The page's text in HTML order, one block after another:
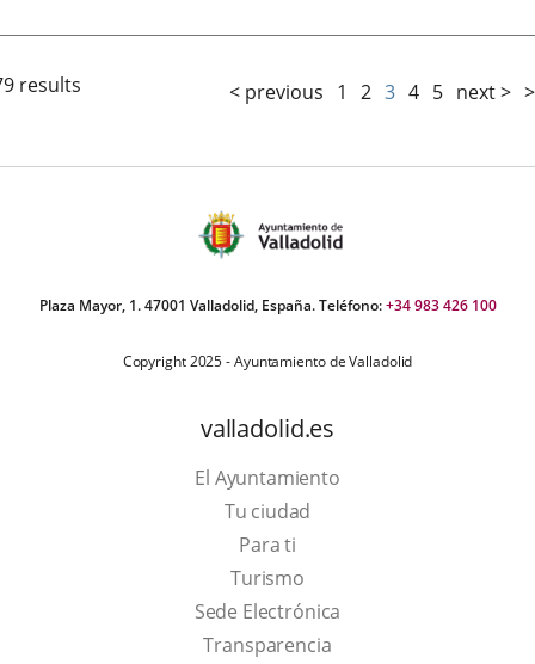
noticia
results < previous 1 2 3 4 5 next >
Plaza Mayor, 1. 47001 Valladolid, España. Teléfono:+34 983 426 100
Copyright 2025 - Ayuntamiento de Valladolid
valladolid.es
El Ayuntamiento
Tu ciudad
Para ti
TurismoThis
link
will
Sede Electrónica
Transparencia